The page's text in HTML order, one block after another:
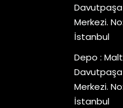
Davutpaşa
Merkezi.
İstanbul
Depo :
Davutpaşa
Merkezi.
İstanbul